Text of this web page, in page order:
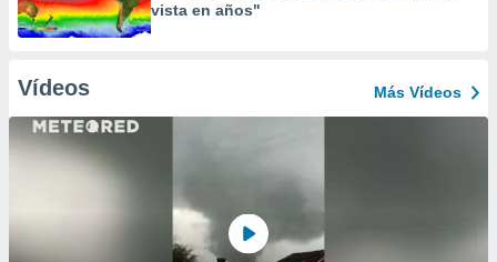
vista en años"
Vídeos Más Vídeos